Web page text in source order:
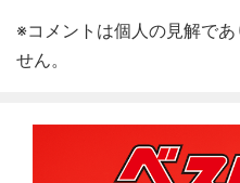
※コメントは個人の見解で
せん。